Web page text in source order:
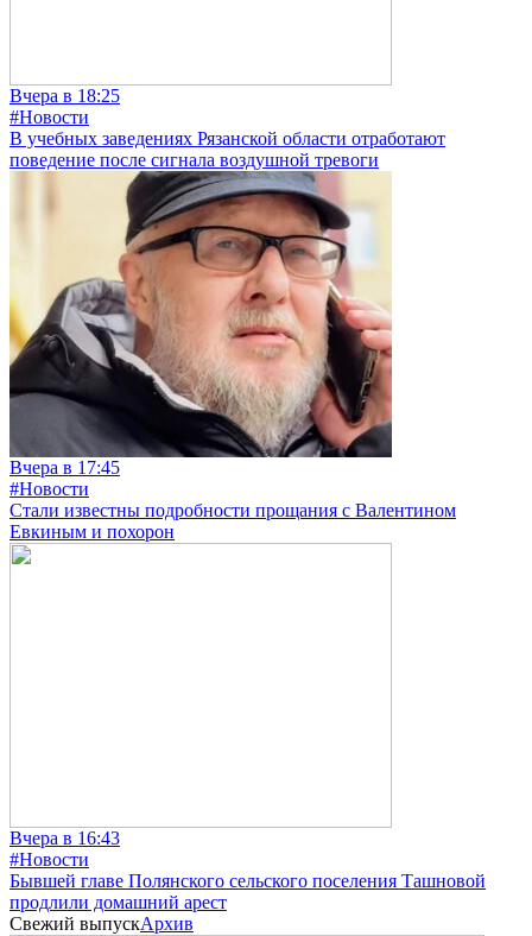
Вчера в 18:25
#Новости
В учебных заведениях Рязанской области отработают
поведение после сигнала воздушной тревоги
Вчера в 17:45
#Новости
Стали известны подробности прощания с Валентином
Евкиным и похорон
Вчера в 16:43
#Новости
Бывшей главе Полянского сельского поселения Ташновой
продлили домашний арест
Свежий выпускАрхив